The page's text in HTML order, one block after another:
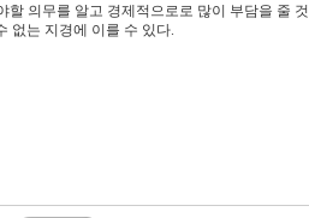
의무를 알고 경제적으로로 많이 부담을 줄
없는 지경에 이를 수 있다.